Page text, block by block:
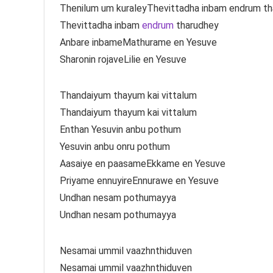
Thenilum um kuraleyThevittadha inbam endrum
Thevittadha inbam endrum tharudhey
Anbare inbameMathurame en Yesuve
Sharonin rojaveLilie en Yesuve
Thandaiyum thayum kai vittalum
Thandaiyum thayum kai vittalum
Enthan Yesuvin anbu pothum
Yesuvin anbu onru pothum
Aasaiye en paasameEkkame en Yesuve
Priyame ennuyireEnnurawe en Yesuve
Undhan nesam pothumayya
Undhan nesam pothumayya
Nesamai ummil vaazhnthiduven
Nesamai ummil vaazhnthiduven